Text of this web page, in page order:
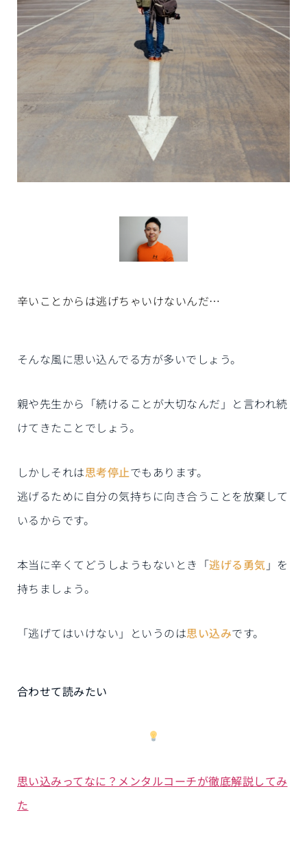
辛いことからは逃げちゃいけないんだ…
そんな風に思い込んでる方が多いでしょう。
親や先生から「続けることが大切なんだ」と言われ続
けてきたことでしょう。
しかしそれは思考停止でもあります。
逃げるために自分の気持ちに向き合うことを放棄して
いるからです。
本当に辛くてどうしようもないとき「逃げる勇気 」を
持ちましょう。
「逃げてはいけない」というのは思い込みです。
合わせて読みたい
思い込みってなに？メンタルコーチが徹底解説してみ
た